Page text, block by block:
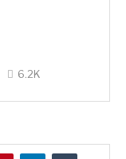
6.2K